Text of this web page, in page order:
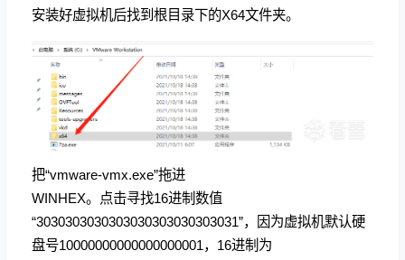
安装好虚拟机后找到根目录下的X64文件夹。
把“vmware-vmx.exe”拖进
WINHEX。点击寻找16进制数值
“3030303030303030303030303031”，因为虚拟机默认硬
盘号10000000000000000001，16进制为